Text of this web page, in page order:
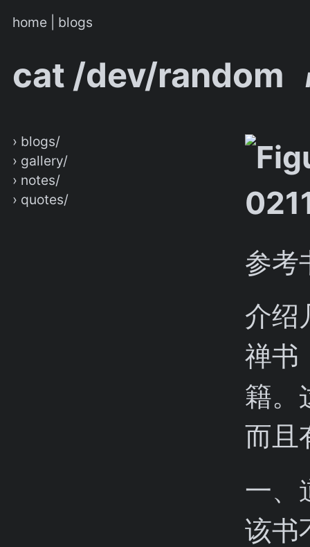
home blogs
cat /dev/random
› blogs/
› gallery/
› notes/
› quotes/
参考
介绍
禅书
籍。
而且
一、
该书